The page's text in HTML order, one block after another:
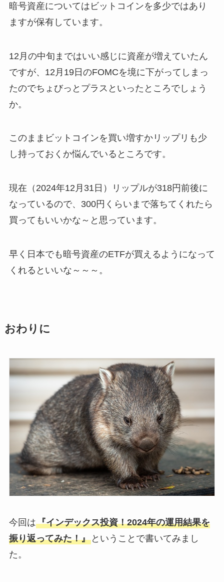
暗号資産についてはビットコインを多少ではあり
ますが保有しています。
12月の中旬まではいい感じに資産が増えていたん
ですが、12月19日のFOMCを境に下がってしまっ
たのでちょびっとプラスといったところでしょう
か。
このままビットコインを買い増すかリップリも少
し持っておくか悩んでいるところです。
現在（2024年12月31日）リップルが318円前後に
なっているので、300円くらいまで落ちてくれたら
買ってもいいかな～と思っています。
早く日本でも暗号資産のETFが買えるようになって
くれるといいな～～～。
おわりに
今回は『インデックス投資！2024年の運用結果を
振り返ってみた！』ということで書いてみまし
た。